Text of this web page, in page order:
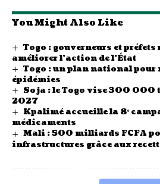
You Might Also Like
Togo : gouverneurs et
améliorer l’action de l’État
Togo : un plan national pour
épidémies
Soja : le Togo vise 300 000
2027
Kpalimé accueille la 8ᵉ
médicaments
Mali : 500 milliards FCFA
infrastructures grâce aux